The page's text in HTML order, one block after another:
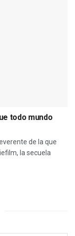
todo mundo
de la que
la secuela